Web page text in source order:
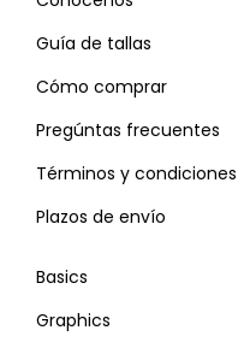
Guía de tallas
Cómo comprar
Pregúntas frecuentes
Términos y condiciones
Plazos de envío
Basics
Graphics